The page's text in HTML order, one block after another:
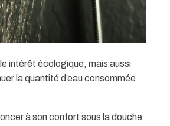
intérêt écologique, mais aussi
la quantité d’eau consommée
à son confort sous la douche